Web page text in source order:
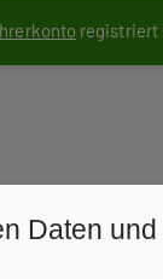
registriert
Daten und